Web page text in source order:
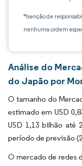
*Isenção de
nenhuma ordem
Análise do
do Japão por
O tamanho do
estimado em USD
USD 1,13 bilhão até
período de previsão
O mercado de redes